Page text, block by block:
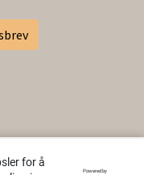
for å
Powered by